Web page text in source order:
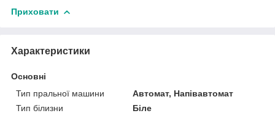
Приховати
Характеристики
Основні
Тип пральної машини
Автомат, Напівавтомат
Тип білизни
Біле